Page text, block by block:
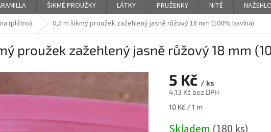
ŠIKMÉ PROUŽKY LÁTKY PRUŽENKY NITĚ
(plátno) 0,5 m šikmý proužek zažehlený jasně růžový 18 mm (100% bavlna)
proužek zažehlený jasně růžový 18 mm
5 Kč / ks
4,13 Kč bez DPH
Měrná
10 Kč / 1 m